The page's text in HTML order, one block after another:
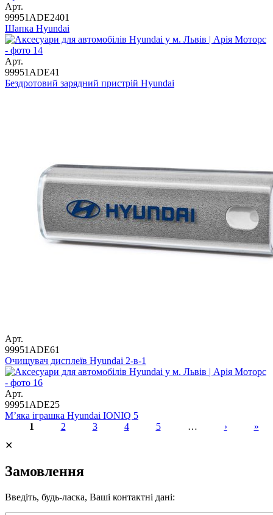
Арт.
99951ADE2401
Шапка Hyundai
Арт.
99951ADE41
Бездротовий зарядний пристрій Hyundai
Арт.
99951ADE61
Очищувач дисплеїв Hyundai 2-в-1
Арт.
99951ADE25
М’яка іграшка Hyundai IONIQ 5
Сторінки
1 2 3 4 5 … ›
»
✕
Замовлення
Введіть, будь-ласка, Ваші контактні дані: